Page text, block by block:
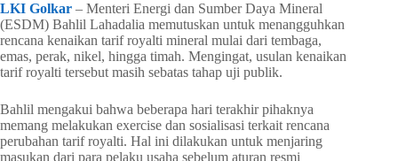
LKI Golkar – Menteri Energi dan Sumber Daya Mineral
(ESDM) Bahlil Lahadalia memutuskan untuk menangguhkan
rencana kenaikan tarif royalti mineral mulai dari tembaga,
emas, perak, nikel, hingga timah. Mengingat, usulan kenaikan
tarif royalti tersebut masih sebatas tahap uji publik.
Bahlil mengakui bahwa beberapa hari terakhir pihaknya
memang melakukan exercise dan sosialisasi terkait rencana
perubahan tarif royalti. Hal ini dilakukan untuk menjaring
masukan dari para pelaku usaha sebelum aturan resmi